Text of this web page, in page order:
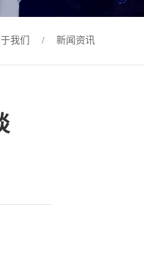
我们 / 新闻资讯